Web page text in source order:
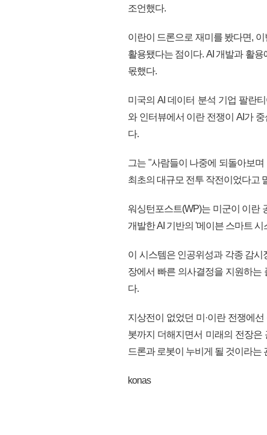
조언했다.
이란이 드론으로 재미를 봤다면,
활용됐다는 점이다. AI 개발과 활
몫했다.
미국의 AI 데이터 분석 기업 팔란
와 인터뷰에서 이란 전쟁이 AI가
다.
그는 "사람들이 나중에 되돌아보
최초의 대규모 전투 작전이었다고
워싱턴포스트(WP)는 미군이 이란
개발한 AI 기반의 '메이븐 스마트
이 시스템은 인공위성과 각종 감
장에서 빠른 의사결정을 지원하는
다.
지상전이 없었던 미·이란 전쟁에
봇까지 더해지면서 미래의 전장
드론과 로봇이 누비게 될 것이라는
konas